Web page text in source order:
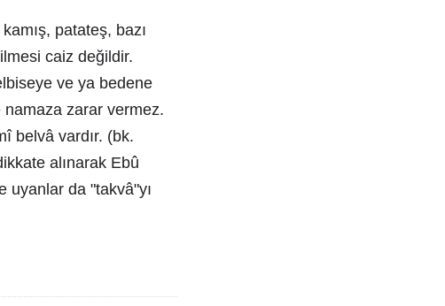
patateş, bazı
caiz değildir.
ve ya bedene
namaza zarar vermez.
belvâ vardır. (bk.
alınarak Ebû
uyanlar da "takvâ"yı